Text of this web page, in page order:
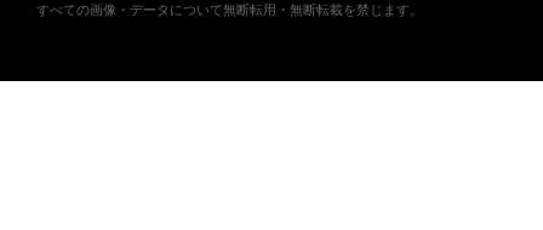
すべての画像・データについて無断転用・無断転載を禁じます。